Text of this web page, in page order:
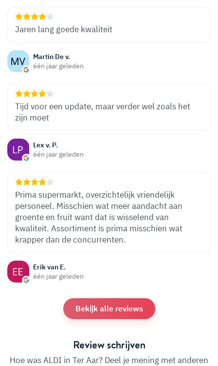
Martin De v.
één jaar geleden
Jaren lang goede kwaliteit
Lex v. P.
één jaar geleden
Tijd voor een update, maar verder wel zoals het
zijn moet
Erik van E.
één jaar geleden
Prima supermarkt, overzichtelijk vriendelijk
personeel. Misschien wat meer aandacht aan
groente en fruit want dat is wisselend van
kwaliteit. Assortiment is prima misschien wat
krapper dan de concurrenten.
Bekijk alle reviews
Review schrijven
Hoe was ALDI in Ter Aar? Deel je mening met anderen